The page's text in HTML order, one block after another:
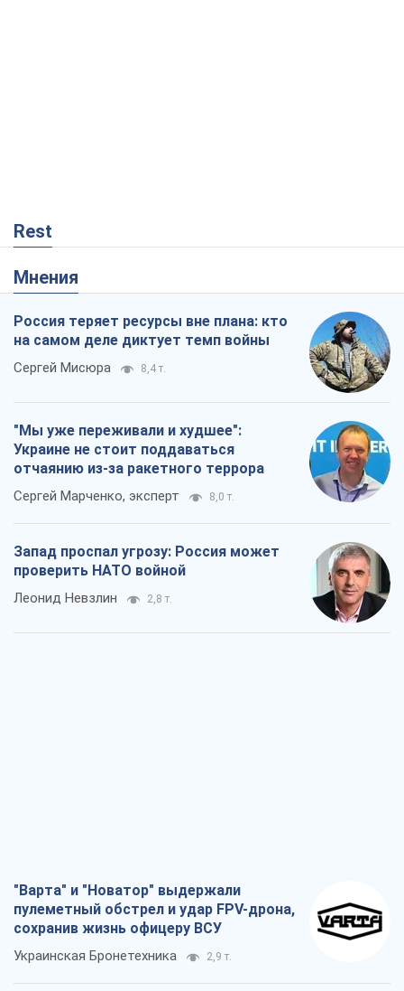
Rest
Мнения
Россия теряет ресурсы вне плана: кто
на самом деле диктует темп войны
Сергей Мисюра 8,4 т.
"Мы уже переживали и худшее":
Украине не стоит поддаваться
отчаянию из-за ракетного террора
Сергей Марченко, эксперт 8,0 т.
Запад проспал угрозу: Россия может
проверить НАТО войной
Леонид Невзлин 2,8 т.
"Варта" и "Новатор" выдержали
пулеметный обстрел и удар FPV-дрона,
сохранив жизнь офицеру ВСУ
Украинская Бронетехника 2,9 т.